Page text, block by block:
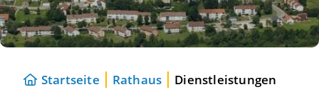
Startseite Rathaus Dienstleistungen